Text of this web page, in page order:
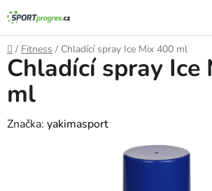
Přejít
na
obsah
Domů
/ Fitness / Chladící spray Ice Mix 400 ml
Chladící spray Ice
ml
Značka: yakimasport